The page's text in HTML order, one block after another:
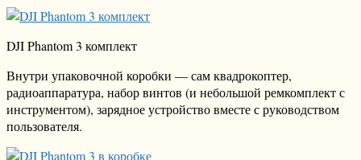
DJI Phantom 3 комплект
Внутри упаковочной коробки — сам квадрокоптер,
радиоаппаратура, набор винтов (и небольшой ремкомплект с
инструментом), зарядное устройство вместе с руководством
пользователя.